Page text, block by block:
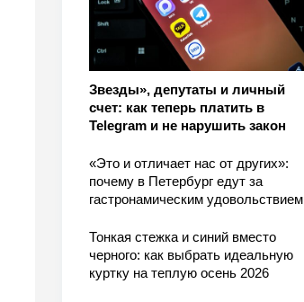
Звезды», депутаты и личный
счет: как теперь платить в
Telegram и не нарушить закон
«Это и отличает нас от других»:
почему в Петербург едут за
гастронамическим удовольствием
Тонкая стежка и синий вместо
черного: как выбрать идеальную
куртку на теплую осень 2026